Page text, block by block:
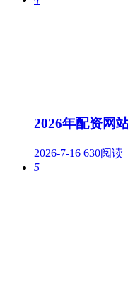
2026年配资网
2026-7-16 630阅读
5